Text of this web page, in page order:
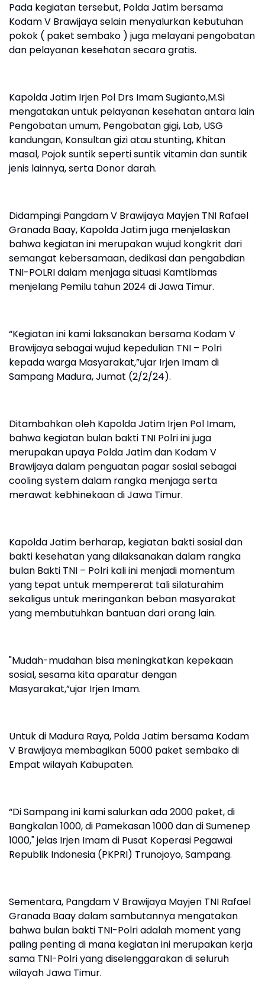
Pada kegiatan tersebut, Polda Jatim bersama
Kodam V Brawijaya selain menyalurkan kebutuhan
pokok ( paket sembako ) juga melayani pengobatan
dan pelayanan kesehatan secara gratis.
Kapolda Jatim Irjen Pol Drs Imam Sugianto,M.Si
mengatakan untuk pelayanan kesehatan antara lain
Pengobatan umum, Pengobatan gigi, Lab, USG
kandungan, Konsultan gizi atau stunting, Khitan
masal, Pojok suntik seperti suntik vitamin dan suntik
jenis lainnya, serta Donor darah.
Didampingi Pangdam V Brawijaya Mayjen TNI Rafael
Granada Baay, Kapolda Jatim juga menjelaskan
bahwa kegiatan ini merupakan wujud kongkrit dari
semangat kebersamaan, dedikasi dan pengabdian
TNI-POLRI dalam menjaga situasi Kamtibmas
menjelang Pemilu tahun 2024 di Jawa Timur.
“Kegiatan ini kami laksanakan bersama Kodam V
Brawijaya sebagai wujud kepedulian TNI – Polri
kepada warga Masyarakat,”ujar Irjen Imam di
Sampang Madura, Jumat (2/2/24).
Ditambahkan oleh Kapolda Jatim Irjen Pol Imam,
bahwa kegiatan bulan bakti TNI Polri ini juga
merupakan upaya Polda Jatim dan Kodam V
Brawijaya dalam penguatan pagar sosial sebagai
cooling system dalam rangka menjaga serta
merawat kebhinekaan di Jawa Timur.
Kapolda Jatim berharap, kegiatan bakti sosial dan
bakti kesehatan yang dilaksanakan dalam rangka
bulan Bakti TNI – Polri kali ini menjadi momentum
yang tepat untuk mempererat tali silaturahim
sekaligus untuk meringankan beban masyarakat
yang membutuhkan bantuan dari orang lain.
"Mudah-mudahan bisa meningkatkan kepekaan
sosial, sesama kita aparatur dengan
Masyarakat,”ujar Irjen Imam.
Untuk di Madura Raya, Polda Jatim bersama Kodam
V Brawijaya membagikan 5000 paket sembako di
Empat wilayah Kabupaten.
“Di Sampang ini kami salurkan ada 2000 paket, di
Bangkalan 1000, di Pamekasan 1000 dan di Sumenep
1000," jelas Irjen Imam di Pusat Koperasi Pegawai
Republik Indonesia (PKPRI) Trunojoyo, Sampang.
Sementara, Pangdam V Brawijaya Mayjen TNI Rafael
Granada Baay dalam sambutannya mengatakan
bahwa bulan bakti TNI-Polri adalah moment yang
paling penting di mana kegiatan ini merupakan kerja
sama TNI-Polri yang diselenggarakan di seluruh
wilayah Jawa Timur.